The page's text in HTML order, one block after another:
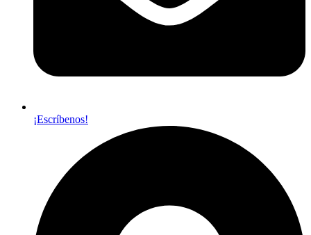
¡Escríbenos!